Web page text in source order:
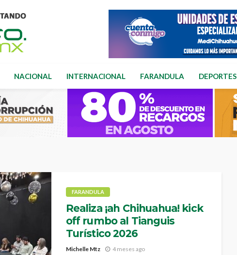
NACIONAL INTERNACIONAL FARANDULA DEPORTES
FARANDULA
Realiza ¡ah Chihuahua! kick
off rumbo al Tianguis
Turístico 2026
Michelle Mtz 4 meses ago